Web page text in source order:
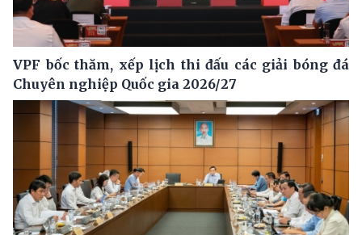
VPF bốc thăm, xếp lịch thi đấu các giải bóng đá
Chuyên nghiệp Quốc gia 2026/27